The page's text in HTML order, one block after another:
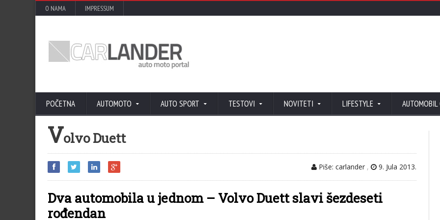
O NAMA IMPRESSUM
POČETNA AUTOMOTO AUTO SPORT TESTOVI NOVITETI LIFESTYLE AUTOMOBIL
Volvo Duett
Piše: carlander , 9. Jula 2013.
Dva automobila u jednom – Volvo Duett slavi šezdeseti
rođendan